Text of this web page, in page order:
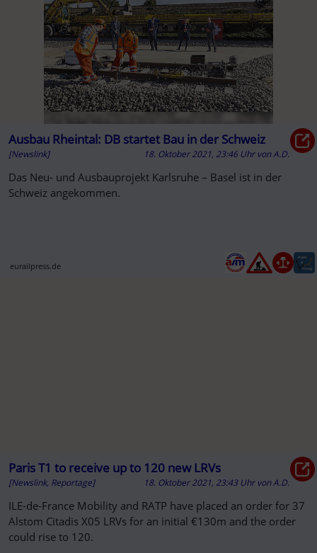
Ausbau Rheintal: DB startet Bau in der Schweiz
[Newslink] 18. Oktober 2021, 23:46 Uhr vonA.D.
Das Neu- und Ausbauprojekt Karlsruhe – Basel ist in der
Schweiz angekommen.
eurailpress.de
Paris T1 to receive up to 120 new LRVs
[Newslink, Reportage] 18. Oktober 2021, 23:43 Uhr vonA.D.
ILE-de-France Mobility and RATP have placed an order for 37
Alstom Citadis X05 LRVs for an initial €130m and the order
could rise to 120.